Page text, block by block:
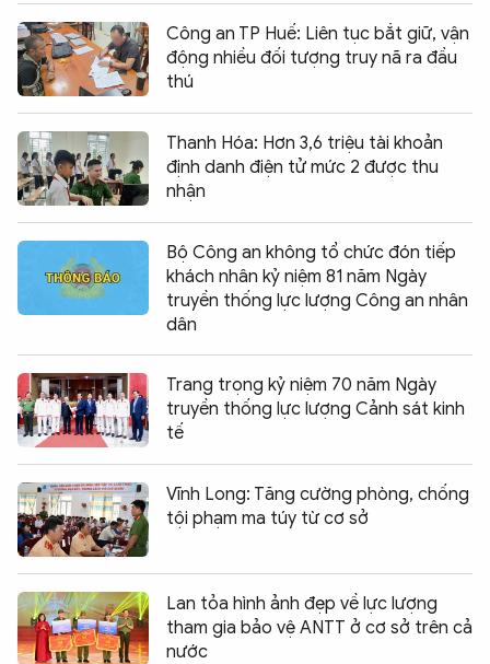
Công an TP Huế: Liên tục bắt giữ, vận
động nhiều đối tượng truy nã ra đầu
thú
Thanh Hóa: Hơn 3,6 triệu tài khoản
định danh điện tử mức 2 được thu
nhận
Bộ Công an không tổ chức đón tiếp
khách nhân kỷ niệm 81 năm Ngày
truyền thống lực lượng Công an nhân
dân
Trang trọng kỷ niệm 70 năm Ngày
truyền thống lực lượng Cảnh sát kinh
tế
Vĩnh Long: Tăng cường phòng, chống
tội phạm ma túy từ cơ sở
Lan tỏa hình ảnh đẹp về lực lượng
tham gia bảo vệ ANTT ở cơ sở trên cả
nước